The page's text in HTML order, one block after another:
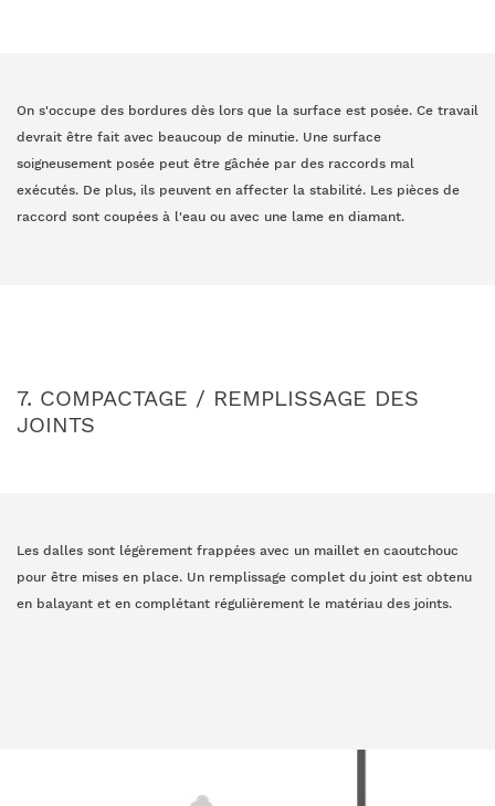
On s'occupe des bordures dès lors que la surface est posée. Ce travail
devrait être fait avec beaucoup de minutie. Une surface
soigneusement posée peut être gâchée par des raccords mal
exécutés. De plus, ils peuvent en affecter la stabilité. Les pièces de
raccord sont coupées à l'eau ou avec une lame en diamant.
7. COMPACTAGE / REMPLISSAGE DES
JOINTS
Les dalles sont légèrement frappées avec un maillet en caoutchouc
pour être mises en place. Un remplissage complet du joint est obtenu
en balayant et en complétant régulièrement le matériau des joints.